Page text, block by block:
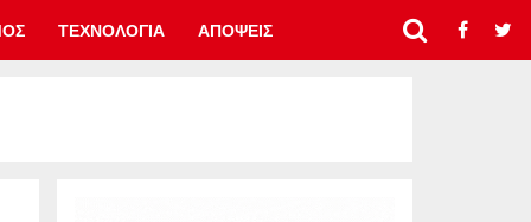
ΤΕΧΝΟΛΟΓΙΑ ΑΠΟΨΕΙΣ